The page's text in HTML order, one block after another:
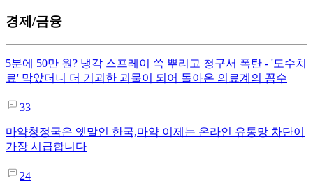
경제/금융
5분에 50만 원? 냉각 스프레이 쓱 뿌리고 청구서 폭탄 - '도수치
료' 막았더니 더 기괴한 괴물이 되어 돌아온 의료계의 꼼수
33
마약청정국은 옛말인 한국,마약 이제는 온라인 유통망 차단이
가장 시급합니다
24